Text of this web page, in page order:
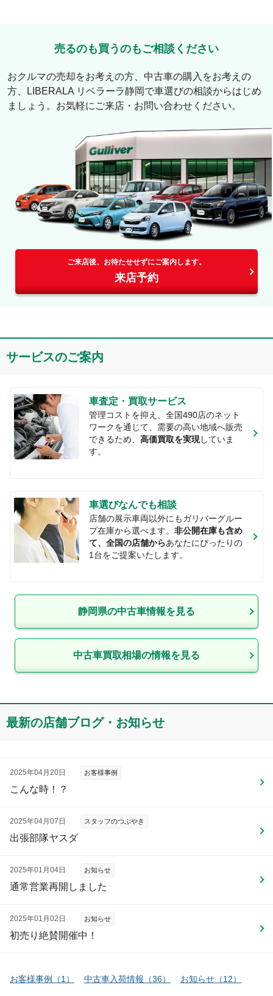
売るのも買うのもご相談ください
おクルマの売却をお考えの方、中古車の購入をお考えの
方、
LIBERALA リベラーラ静岡で車選びの相談からはじめ
ましょう。お気軽にご来店・お問い合わせください。
ご来店後、お待たせせずにご案内します。
来店予約
サービスのご案内
車査定・買取サービス
管理コストを抑え、全国490店のネット
ワークを通じて、需要の高い地域へ販売
できるため、 高価買取を実現していま
す。
車選びなんでも相談
店舗の展示車両以外にもガリバーグルー
プ在庫から選べます。 非公開在庫も含め
て、全国の店舗からあなたにぴったりの
1台をご提案いたします。
静岡県の中古車情報を見る
中古車買取相場の情報を見る
最新の店舗ブログ・お知らせ
2025年04月20日 お客様事例
こんな時！？
2025年04月07日 スタッフのつぶやき
出張部隊ヤスダ
2025年01月04日 お知らせ
通常営業再開しました
2025年01月02日 お知らせ
初売り絶賛開催中！
お客様事例 （1 ） 中古車入荷情報 （36） お知らせ （12）